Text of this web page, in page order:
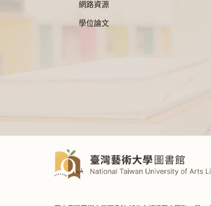
網路資源
學位論文